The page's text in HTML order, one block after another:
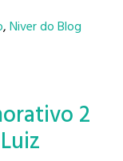
,Niver do Blog
2